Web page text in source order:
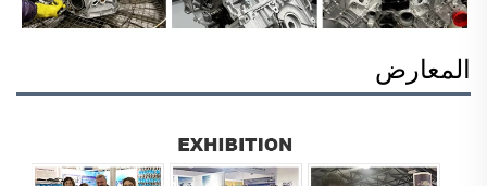
المعارض